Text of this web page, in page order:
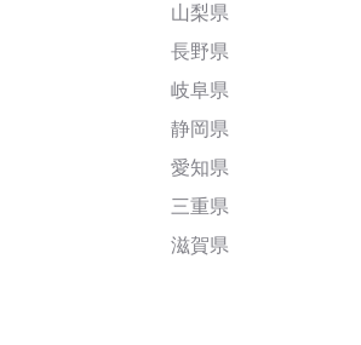
山梨県
長野県
岐阜県
静岡県
愛知県
三重県
滋賀県